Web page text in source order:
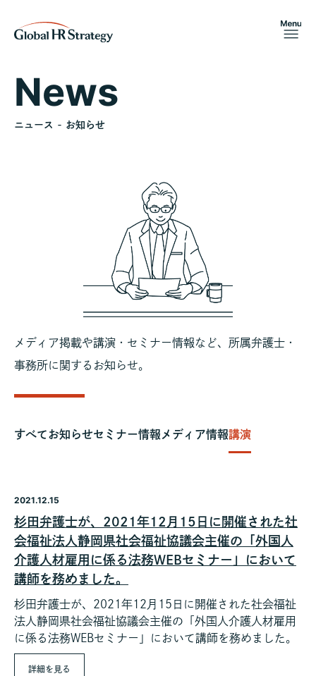
News
ニュース - お知らせ
メディア掲載や講演・セミナー情報など、所属弁護士・
事務所に関するお知らせ。
すべてお知らせセミナー情報 メディア情報講演
2021.12.15
杉田弁護士が、2021年12月15日に開催された社
会福祉法人静岡県社会福祉協議会主催の「外国人
介護人材雇用に係る法務WEBセミナー」において
講師を務めました。
杉田弁護士が、2021年12月15日に開催された社会福祉
法人静岡県社会福祉協議会主催の「外国人介護人材雇用
に係る法務WEBセミナー」において講師を務めました。
詳細を見る